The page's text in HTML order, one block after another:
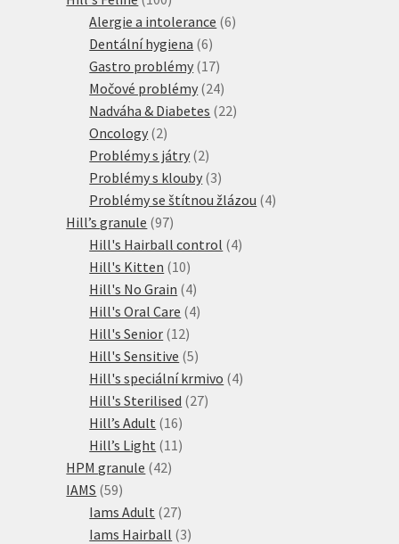
produktů
Alergie a intolerance 66
Dentální hygiena 66
produktů
Gastro problémy 1717
produktů
Močové problémy 2424
produktů
Nadváha & Diabetes 2222
Oncology 22
produkty
Problémy s játry 22
produkty
Problémy s klouby 33
produkty
Problémy se štítnou žlázou 44
Hill’s granule 9797
produktů
Hill's Hairball control 44
Hill's Kitten 1010
produktů
Hill's No Grain 44
produkty
Hill's Oral Care 44
Hill's Senior 1212
produktů
Hill's Sensitive 55
produktů
Hill's speciální krmivo 44
Hill's Sterilised 2727
Hill’s Adult 1616
produktů
Hill’s Light 11 11
HPM granule 4242
IAMS 5959
produktů
Iams Adult 2727
produktů
Iams Hairball 33